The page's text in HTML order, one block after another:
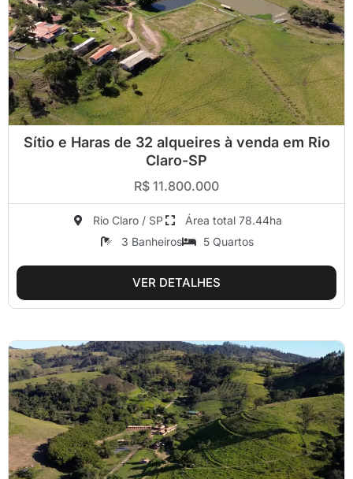
Sítio e Haras de 32 alqueires à venda em Rio
Claro-SP
R$ 11.800.000
Rio Claro / SP
Área total 78.44ha
3 Banheiros
5 Quartos
VER DETALHES